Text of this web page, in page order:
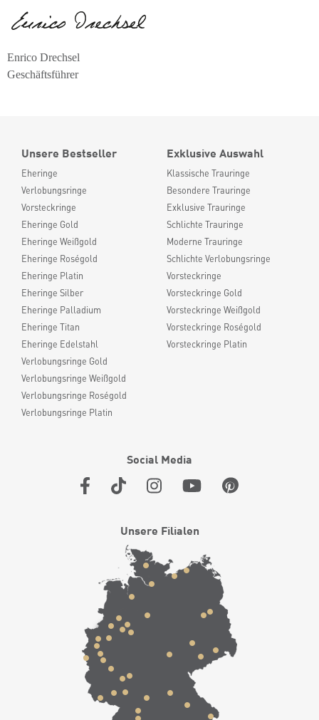
Enrico Drechsel
Geschäftsführer
Unsere Bestseller
Eheringe
Verlobungsringe
Vorsteckringe
Eheringe Gold
Eheringe Weißgold
Eheringe Roségold
Eheringe Platin
Eheringe Silber
Eheringe Palladium
Eheringe Titan
Eheringe Edelstahl
Verlobungsringe Gold
Verlobungsringe Weißgold
Verlobungsringe Roségold
Verlobungsringe Platin
Exklusive Auswahl
Klassische Trauringe
Besondere Trauringe
Exklusive Trauringe
Schlichte Trauringe
Moderne Trauringe
Schlichte Verlobungsringe
Vorsteckringe
Vorsteckringe Gold
Vorsteckringe Weißgold
Vorsteckringe Roségold
Vorsteckringe Platin
Social Media
Unsere Filialen